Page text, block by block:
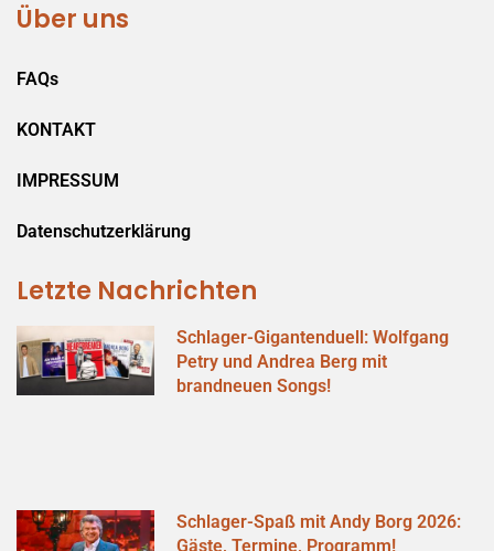
Über uns
FAQs
KONTAKT
IMPRESSUM
Datenschutzerklärung
Letzte Nachrichten
Schlager-Gigantenduell: Wolfgang
Petry und Andrea Berg mit
brandneuen Songs!
Schlager-Spaß mit Andy Borg 2026:
Gäste, Termine, Programm!